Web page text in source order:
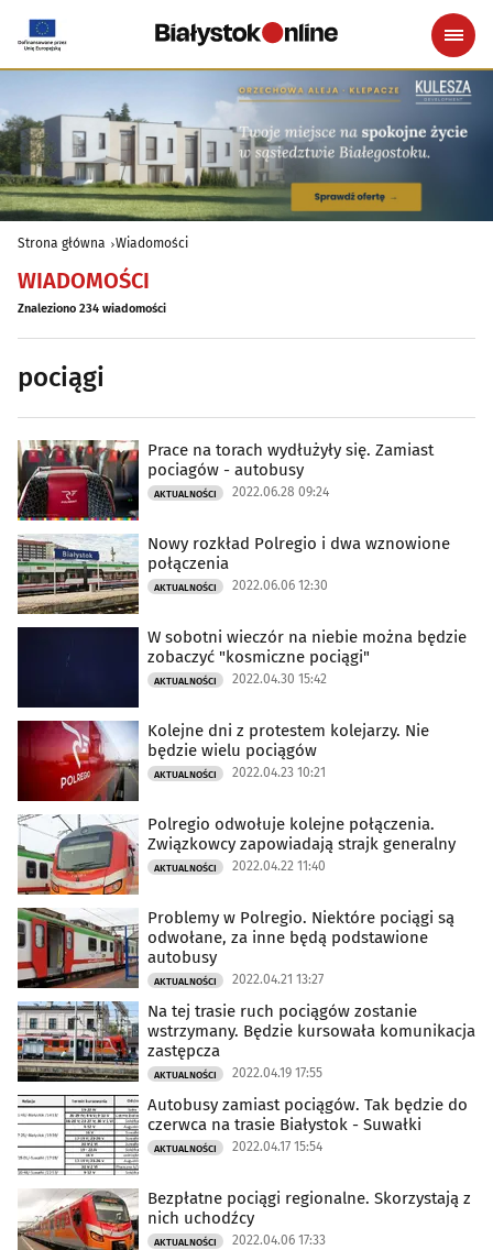
Strona główna Wiadomości
WIADOMOŚCI
Znaleziono 234 wiadomości
pociągi
Prace na torach wydłużyły się. Zamiast
pociagów - autobusy
AKTUALNOŚCI 2022.06.28 09:24
Nowy rozkład Polregio i dwa wznowione
połączenia
AKTUALNOŚCI 2022.06.06 12:30
W sobotni wieczór na niebie można będzie
zobaczyć "kosmiczne pociągi"
AKTUALNOŚCI 2022.04.30 15:42
Kolejne dni z protestem kolejarzy. Nie
będzie wielu pociągów
AKTUALNOŚCI 2022.04.23 10:21
Polregio odwołuje kolejne połączenia.
Związkowcy zapowiadają strajk generalny
AKTUALNOŚCI 2022.04.22 11:40
Problemy w Polregio. Niektóre pociągi są
odwołane, za inne będą podstawione
autobusy
AKTUALNOŚCI 2022.04.21 13:27
Na tej trasie ruch pociągów zostanie
wstrzymany. Będzie kursowała komunikacja
zastępcza
AKTUALNOŚCI 2022.04.19 17:55
Autobusy zamiast pociągów. Tak będzie do
czerwca na trasie Białystok - Suwałki
AKTUALNOŚCI 2022.04.17 15:54
Bezpłatne pociągi regionalne. Skorzystają z
nich uchodźcy
AKTUALNOŚCI 2022.04.06 17:33